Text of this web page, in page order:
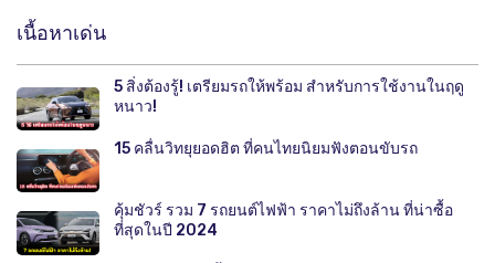
เนื้อหาเด่น
5 สิ่งต้องรู้! เตรียมรถให้พร้อม สำหรับการใช้งานในฤดู
หนาว!
15 คลื่นวิทยุยอดฮิต ที่คนไทยนิยมฟังตอนขับรถ
คุ้มชัวร์ รวม 7 รถยนต์ไฟฟ้า ราคาไม่ถึงล้าน ที่น่าซื้อ
ที่สุดในปี 2024